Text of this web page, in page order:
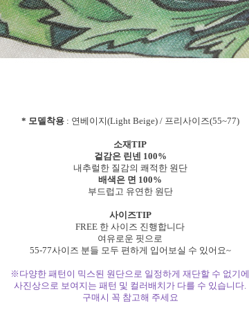
* 모델착용: 연베이지(Light Beige) / 프리사이즈(55~77)
소재TIP
겉감은 린넨 100%
내추럴한 질감의 쾌적한 원단
배색은 면 100%
부드럽고 유연한 원단
사이즈TIP
FREE 한 사이즈 진행합니다
여유로운 핏으로
55-77사이즈 분들 모두 편하게 입어보실 수 있어요~
※다양한 패턴이 믹스된 원단으로 일정하게 재단할 수 없기에
사진상으로 보여지는 패턴 및 컬러배치가 다를 수 있습니다.
구매시 꼭 참고해 주세요